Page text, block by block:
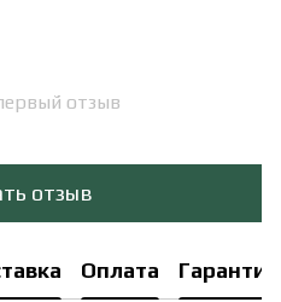
отзыв
отзыв
Оплата Гарантия